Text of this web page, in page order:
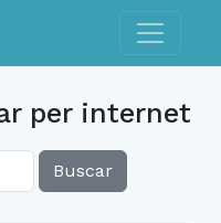
Toggle
per internet
Buscar